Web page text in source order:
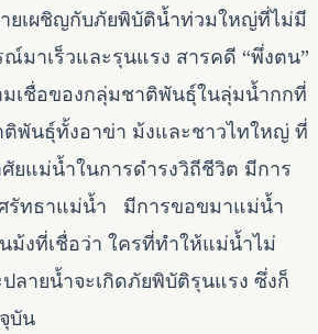
ายเผชิญกับภัยพิบัติน้ำท่วมใหญ่ที่ไม่มี
มาเร็วและรุนแรง สารคดี “พึ่งตน”
เชื่อของกลุ่มชาติพันธุ์ในลุ่มน้ำกกที่
พันธุ์ทั้งอาข่า ม้งและชาวไทใหญ่ ที่
ยแม่น้ำในการดำรงวิถีชีวิต มีการ
รัทธาแม่น้ำ มีการขอขมาแม่น้ำ
ม้งที่เชื่อว่า ใครที่ทำให้แม่น้ำไม่
ลายน้ำจะเกิดภัยพิบัติรุนแรง ซึ่งก็
บัน